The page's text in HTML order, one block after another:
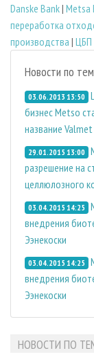
Danske Bank| Metsa
переработка
производства | ЦБП
Новости по
03.06.2013 13:50
бизнес Metso
название Valmet
29.01.2015 13:00
разрешение на
целлюлозного
03.04.2015 14:25
внедрения
Ээнекоски
03.04.2015 14:25
внедрения
Ээнекоски
НОВОСТИ ПО